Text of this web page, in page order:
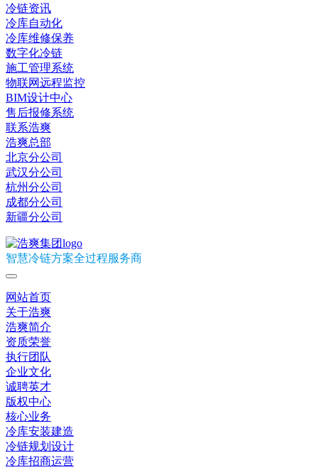
冷链资讯
冷库自动化
冷库维修保养
数字化冷链
施工管理系统
物联网远程监控
BIM设计中心
售后报修系统
联系浩爽
浩爽总部
北京分公司
武汉分公司
杭州分公司
成都分公司
新疆分公司
智慧冷链方案全过程服务商
网站首页
关于浩爽
浩爽简介
资质荣誉
执行团队
企业文化
诚聘英才
版权中心
核心业务
冷库安装建造
冷链规划设计
冷库招商运营